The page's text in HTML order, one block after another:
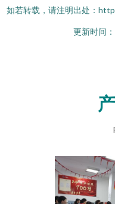
如若转载，请注明出处：
更新时间